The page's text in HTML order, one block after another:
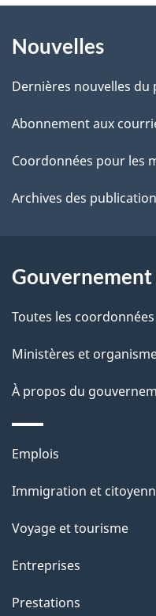
t
r
e
r
t
r
a
i
o
s
c
e
t
e
a
g
i
l
s
d
e
a
p
a
g
e
propos
de
ce
site
Nouvelles
Dernières nouvelles
Abonnement aux
Coordonnées pour les
Archives des
Gouvernement
Toutes les coordonnées
Ministères et
À propos du
Thèmes
sujets
Emplois
Immigration et
Voyage et tourisme
Entreprises
Prestations